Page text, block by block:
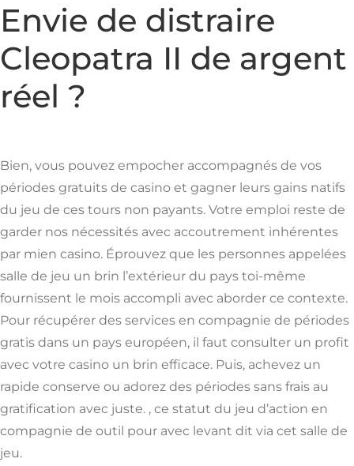
Envie de distraire
Cleopatra II de argent
réel ?
Bien, vous pouvez empocher accompagnés de vos
périodes gratuits de casino et gagner leurs gains natifs
du jeu de ces tours non payants. Votre emploi reste de
garder nos nécessités avec accoutrement inhérentes
par mien casino. Éprouvez que les personnes appelées
salle de jeu un brin l’extérieur du pays toi-même
fournissent le mois accompli avec aborder ce contexte.
Pour récupérer des services en compagnie de périodes
gratis dans un pays européen, il faut consulter un profit
avec votre casino un brin efficace. Puis, achevez un
rapide conserve ou adorez des périodes sans frais au
gratification avec juste. , ce statut du jeu d’action en
compagnie de outil pour avec levant dit via cet salle de
jeu.